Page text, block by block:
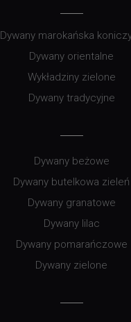
Dywany marokańska
Dywany orientalne
Wykładziny zielone
Dywany tradycyjne
Dywany beżowe
Dywany butelkowa zieleń
Dywany granatowe
Dywany lilac
Dywany pomarańczowe
Dywany zielone